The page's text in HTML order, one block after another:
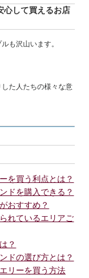
心して買えるお店
も沢山います。
た人たちの様々な意
を買う利点とは？
ドを購入できる？
おすすめ？
れているエリアご
？
ドの選び方とは？
リーを買う方法